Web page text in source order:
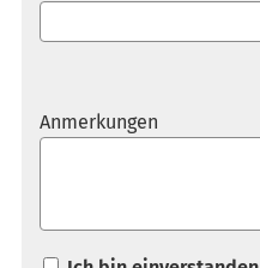
Anmerkungen